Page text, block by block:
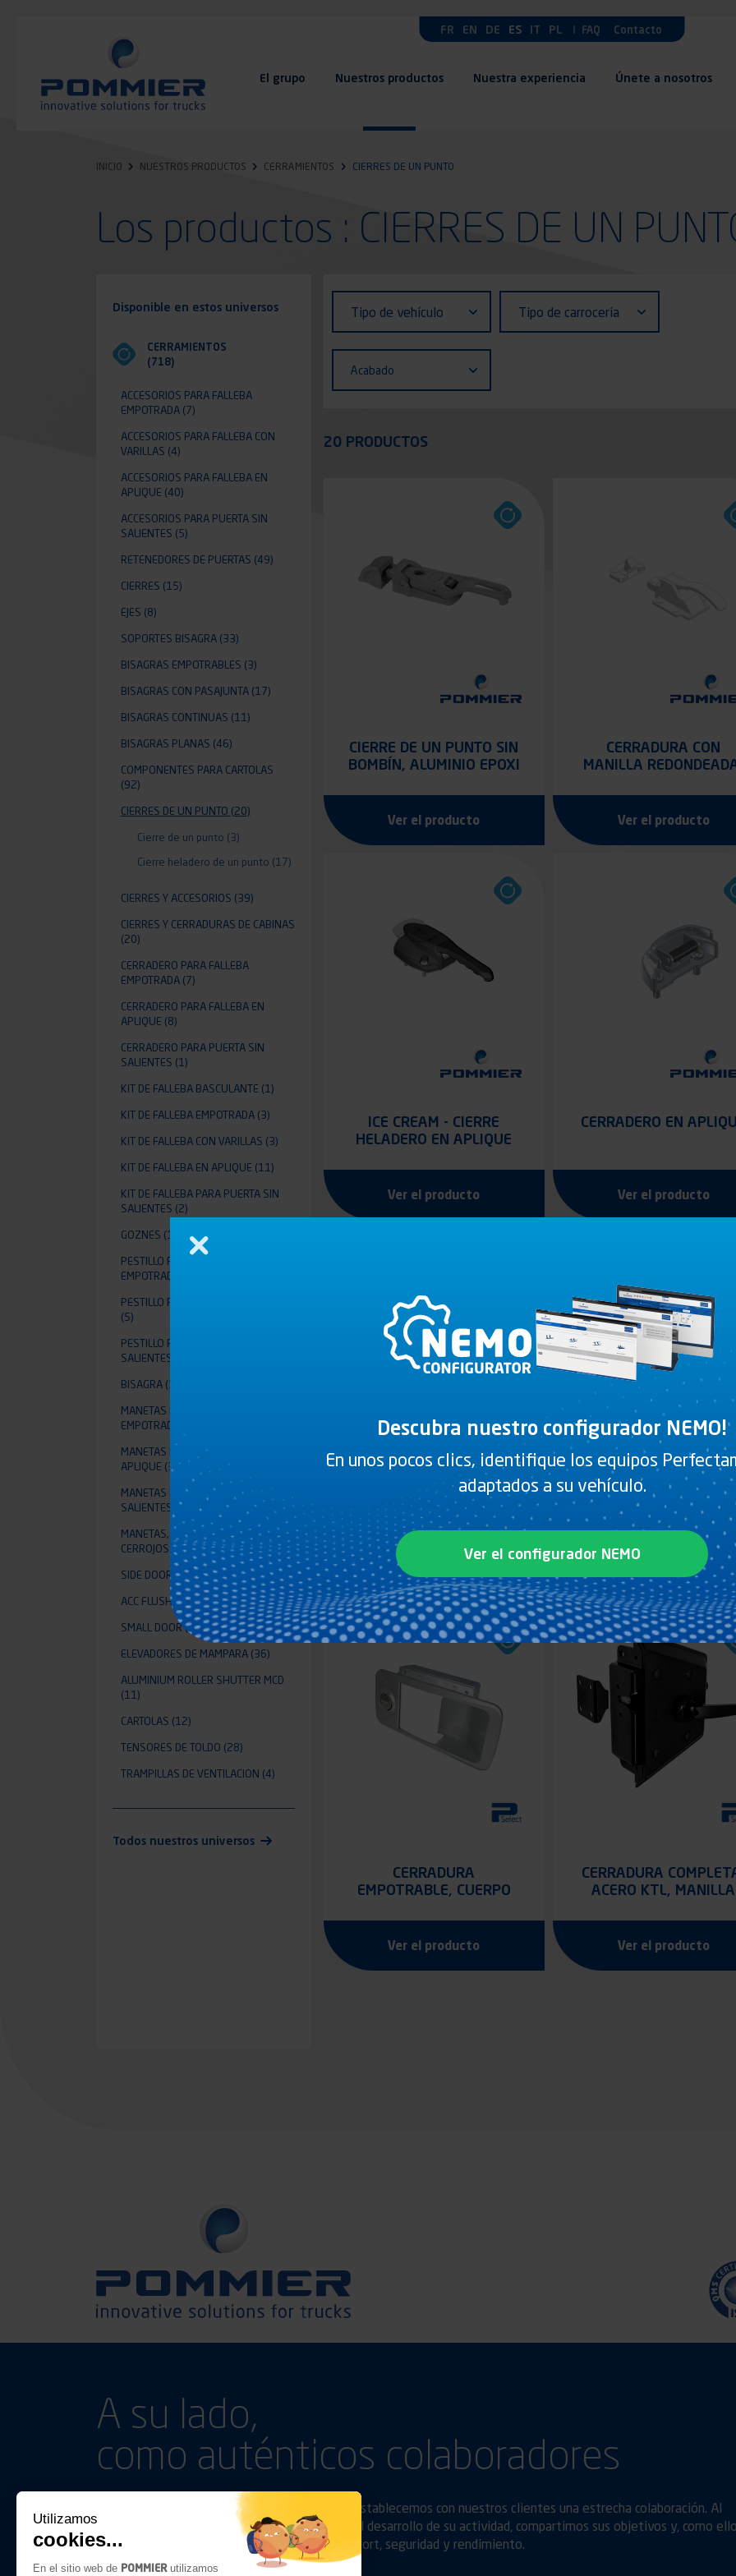
Utilizamos
cookies...
En el sitio web de POMMIER utilizamos
FR EN DE ES IT PL FAQ Contacto
El grupo Nuestros productos Nuestra experiencia Únete a nosotros
INICIO NUESTROS PRODUCTOS CERRAMIENTOS CIERRES DE UN PUNTO
Los productos : CIERRES DE UN
vehículo
Tipo de vehículo
carrocería
Tipo de carrocería
Acabado
20 PRODUCTOS
CIERRE DE UN PUNTO SIN
BOMBÍN, ALUMINIO EPOXI
Ver el producto
CERRADURA CON
MANILLA
Ver el producto
ICE CREAM - CIERRE
HELADERO EN APLIQUE
Ver el producto
CERRADERO EN
Ver el producto
CERRADERO EMPOTRADO
A 110°
Ver el producto
ICE CREAM - CIERRE
HELADERO EMPOTRADO
Ver el producto
CERRADURA
EMPOTRABLE, CUERPO
Ver el producto
CERRADURA
ACERO KTL, MANILLA
Ver el producto
Disponible en estos universos
CERRAMIENTOS
(718)
ACCESORIOS PARA FALLEBA
EMPOTRADA (7)
ACCESORIOS PARA FALLEBA CON
VARILLAS (4)
ACCESORIOS PARA FALLEBA EN
APLIQUE (40)
ACCESORIOS PARA PUERTA SIN
SALIENTES (5)
RETENEDORES DE PUERTAS (49)
CIERRES (15)
EJES (8)
SOPORTES BISAGRA (33)
BISAGRAS EMPOTRABLES (3)
BISAGRAS CON PASAJUNTA (17)
BISAGRAS CONTINUAS (11)
BISAGRAS PLANAS (46)
COMPONENTES PARA CARTOLAS
(92)
CIERRES DE UN PUNTO (20)
Cierre de un punto (3)
Cierre heladero de un punto (17)
CIERRES Y ACCESORIOS (39)
CIERRES Y CERRADURAS DE CABINAS
(20)
CERRADERO PARA FALLEBA
EMPOTRADA (7)
CERRADERO PARA FALLEBA EN
APLIQUE (8)
CERRADERO PARA PUERTA SIN
SALIENTES (1)
KIT DE FALLEBA BASCULANTE (1)
KIT DE FALLEBA EMPOTRADA (3)
KIT DE FALLEBA CON VARILLAS (3)
KIT DE FALLEBA EN APLIQUE (11)
KIT DE FALLEBA PARA PUERTA SIN
SALIENTES (2)
GOZNES (1)
PESTILLO PARA FALLEBA
EMPOTRADA
PESTILLO PARA FALLEBA EN APLIQUE
(5)
PESTILLO PARA PUERTA SIN
SALIENTES
BISAGRA (13)
MANETAS PARA FALLEBA
EMPOTRADA
MANETAS PARA FALLEBA EN
APLIQUE (30)
MANETAS PARA PUERTA SIN
SALIENTES
(1)
MANETAS, CERRADURAS Y
CERROJOS (90)
SIDE DOOR (1)
ACC FLUSH DOOR SYSTEM(24)
SMALL DOOR(3)
ELEVADORES DE MAMPARA (36)
ALUMINIUM ROLLER SHUTTER MCD
(11)
CARTOLAS (12)
TENSORES DE TOLDO (28)
TRAMPILLAS DE VENTILACION (4)
Todos nuestros universos
A su lado,
como auténticos colaboradores
Aparte de las simples relaciones comerciales, establecemos con nuestros clientes una estrecha colaboración. Al
anticiparnos a sus necesidades y seguirlos en el desarrollo de su actividad, compartimos sus objetivos y, como
damos prioridad a la eficiencia en cuanto a confort, seguridad y rendimiento.
Descubra nuestro configurador NEMO!
En unos pocos clics, identifique los equipos
adaptados a su vehículo.
Ver el configurador NEMO